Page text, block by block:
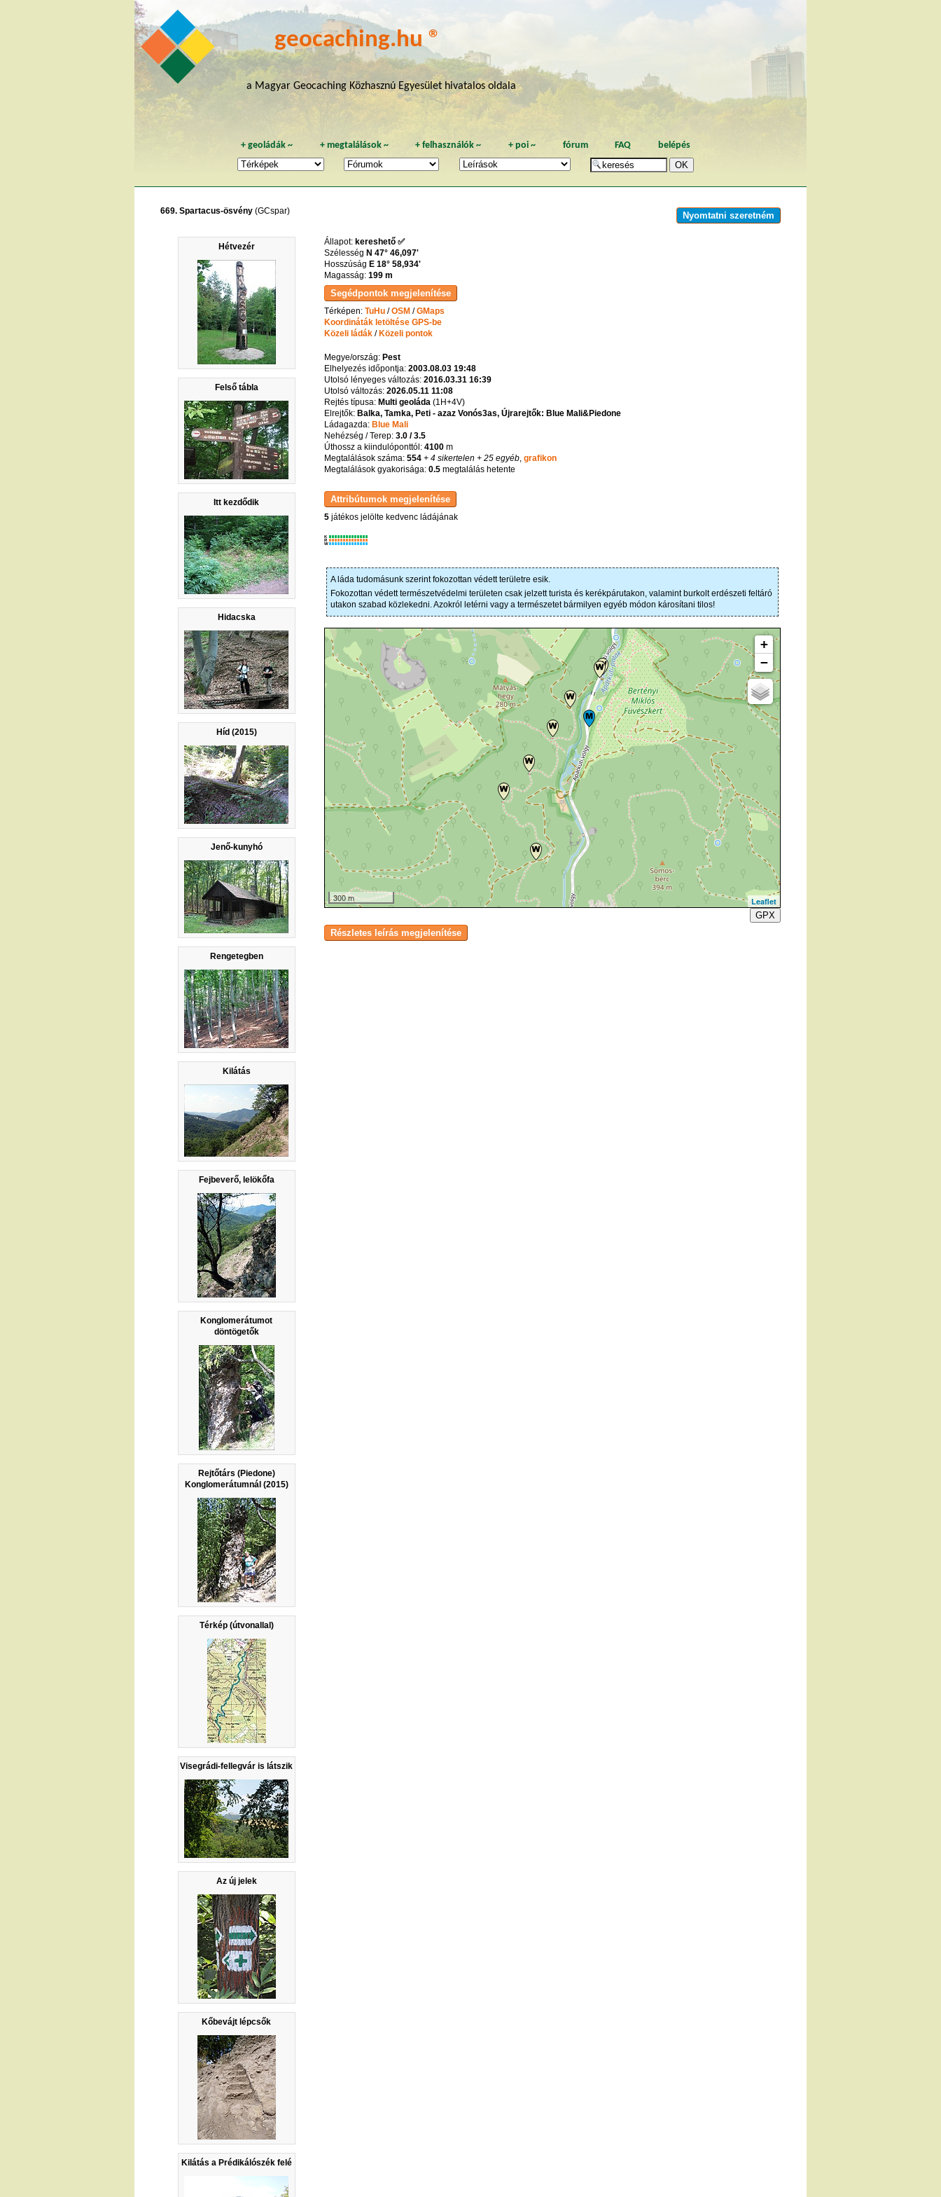
geocaching.hu ®
a Magyar Geocaching Közhasznú Egyesület hivatalos oldala
+geoládák ~ + megtalálások~ +felhasználók ~ + poi~ fórum FAQ belépés
669. Spartacus-ösvény (GCspar) Nyomtatni szeretném
Hétvezér
Felső tábla
Itt kezdődik
Hidacska
Híd (2015)
Jenő-kunyhó
Rengetegben
Kilátás
Fejbeverő, lelökőfa
Konglomerátumot
döntögetők
Rejtőtárs (Piedone)
Konglomerátumnál (2015)
Térkép (útvonallal)
Visegrádi-fellegvár is látszik
Az új jelek
Kőbevájt lépcsők
Kilátás a Prédikálószék felé
Állapot: kereshető ✅
Szélesség N 47° 46,097'
Hosszúság E 18° 58,934'
Magasság: 199 m
Térképen: TuHu/OSM/GMaps
Koordináták letöltése GPS-be
Közeli ládák/Közeli pontok
Megye/ország: Pest
Elhelyezés időpontja: 2003.08.03 19:48
Utolsó lényeges változás: 2016.03.31 16:39
Utolsó változás: 2026.05.11 11:08
Rejtés típusa: Multi geoláda(1H+4V)
Elrejtők: Balka, Tamka, Peti - azaz Vonós3as, Újrarejtők: Blue Mali&Piedone
Ládagazda: Blue Mali
Nehézség / Terep: 3.0 / 3.5
Úthossz a kiindulóponttól: 4100m
Megtalálások száma: 554+ 4 sikertelen + 25 egyéb, grafikon
Megtalálások gyakorisága: 0.5megtalálás hetente
5játékos jelölte kedvenc ládájának
K
R
W
A láda tudomásunk szerint fokozottan védett területre esik.
Fokozottan védett természetvédelmi területen csak jelzett turista és kerékpárutakon, valamint burkolt erdészeti feltáró
utakon szabad közlekedni. Azokról letérni vagy a természetet bármilyen egyéb módon károsítani tilos!
+
−
300 m
Leaflet
GPX